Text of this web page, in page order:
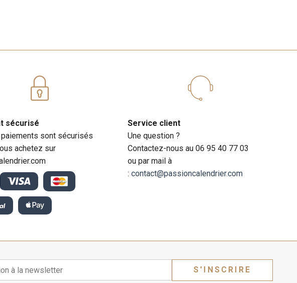
sécurisé
sont sécurisés
achetez sur
Service client
Une question ?
Contactez-nous au 06 95 40 77 03
ou par mail à
: contact@passioncalendrier.com
S'INSCRIRE